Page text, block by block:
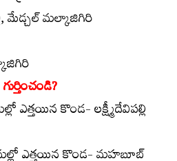
మేడ్చల్‌ మల్కాజిగిరి
ఎత్తయిన కొండ- లక్ష్మీదేవిపల్లి